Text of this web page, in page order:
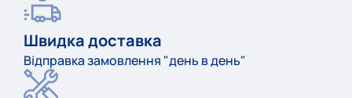
Швидка доставка
Відправка замовлення "день в день"